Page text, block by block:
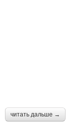
читать дальше →